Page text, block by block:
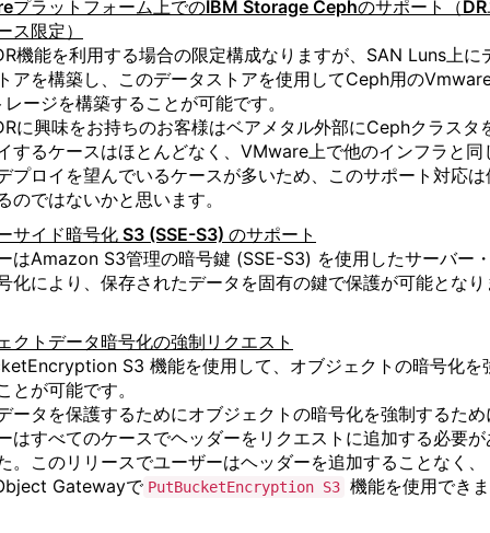
プラットフォーム上でのIBM Storage Cephのサポート（
ス限定）
機能を利用する場合の限定構成なりますが、SAN Luns上に
アを構築し、このデータストアを使用してCeph用の
ージを構築することが可能です。
に興味をお持ちのお客様はベアメタル外部にCephクラスタ
するケースはほとんどなく、VMware上で他のインフラと同
プロイを望んでいるケースが多いため、このサポート対応は
のではないかと思います。
サイド暗号化 S3 (SSE-S3) のサポート
はAmazon S3管理の暗号鍵 (SSE-S3) を使用したサーバー
化により、保存されたデータを固有の鍵で保護が可能となり
クトデータ暗号化の強制リクエスト
S3 機能を使用して、オブジェクトの暗号化を
とが可能です。
ータを保護するためにオブジェクトの暗号化を強制するため
はすべてのケースでヘッダーをリクエストに追加する必要が
。このリリースでユーザーはヘッダーを追加することなく、
Gatewayで PutBucketEncryption S3 機能を使用できま